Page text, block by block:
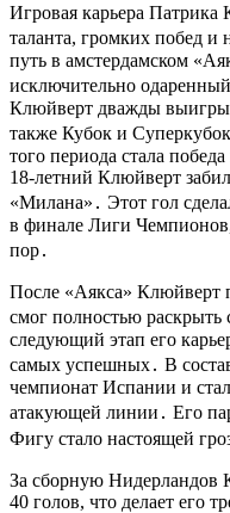
Игровая карьера Патрика
таланта, громких побед и
путь в амстердамском
исключительно
Клюйверт дважды
также Кубок и
того периода стала
18-летний Клюйверт
«Милана»․ Этот гол
в финале Лиги
пор․
После «Аякса» Клюйверт
смог полностью
следующий этап его
самых успешных․ В
чемпионат Испании и
атакующей линии․ Его
Фигу стало настоящей
За сборную Нидерландов
40 голов, что делает его